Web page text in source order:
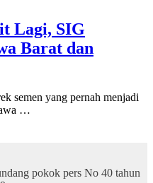
Lagi, SIG
Barat dan
yang pernah menjadi
…
pokok pers No 40 tahun